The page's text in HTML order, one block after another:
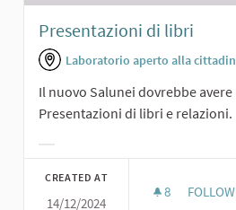
Presentazioni di libri
Laboratorio aperto alla
Il nuovo Salunei dovrebbe
Presentazioni di libri e relazioni.
CREATED AT
14/12/2024
8 8
FOLLOW